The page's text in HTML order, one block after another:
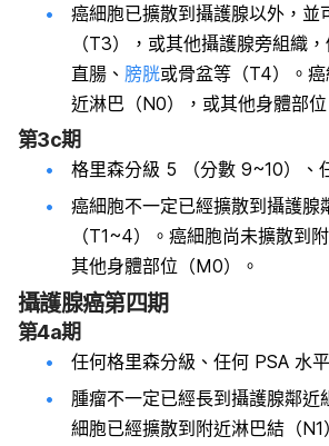
癌細胞已擴散到攝護腺以外，並
（T3），或其他攝護腺旁組織
直腸、 膀胱或骨盆等（T4）。
近淋巴（N0），或其他身體部
第3c期
格里森分級 5 （分數 9~10）、
癌細胞不一定已經擴散到攝護腺
（T1~4）。癌細胞尚未擴散到
其他身體部位（M0）。
攝護腺癌第四期
第4a期
任何格里森分級、任何 PSA 水平
腫瘤不一定已經長到攝護腺鄰
細胞已經擴散到附近淋巴結（